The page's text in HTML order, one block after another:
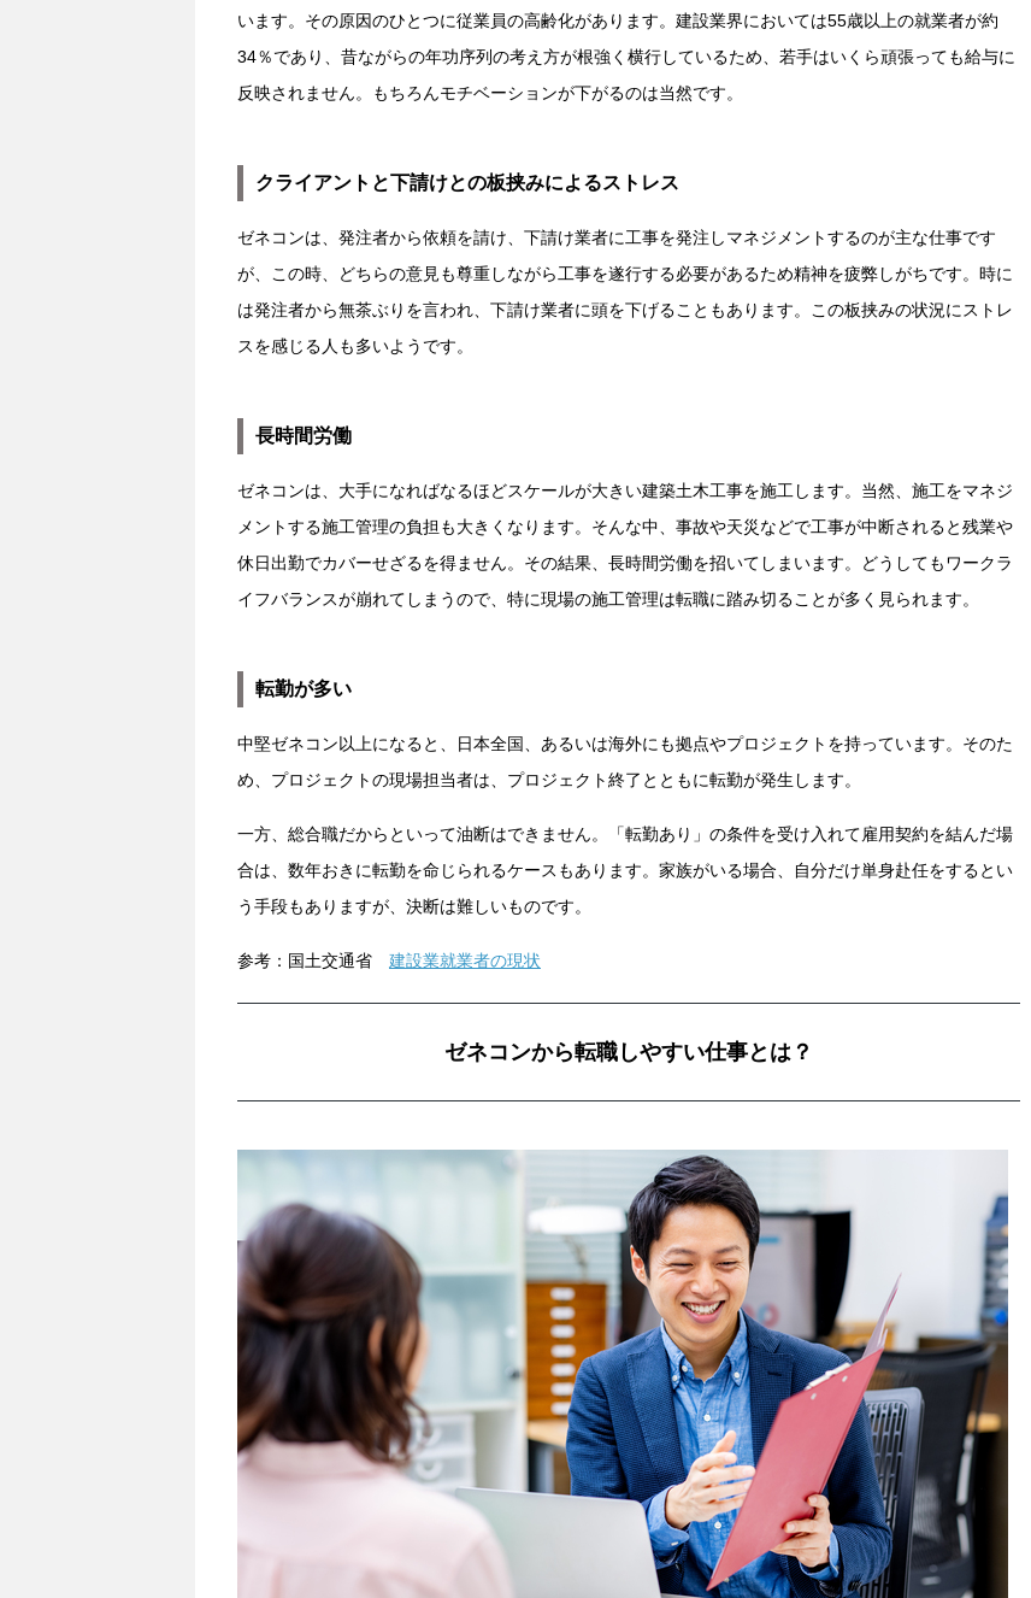
います。その原因のひとつに従業員の高齢化があります。建設業界においては55歳以上の就業者が約
34％であり、昔ながらの年功序列の考え方が根強く横行しているため、若手はいくら頑張っても給与に
反映されません。もちろんモチベーションが下がるのは当然です。
クライアントと下請けとの板挟みによるストレス
ゼネコンは、発注者から依頼を請け、下請け業者に工事を発注しマネジメントするのが主な仕事です
が、この時、どちらの意見も尊重しながら工事を遂行する必要があるため精神を疲弊しがちです。時に
は発注者から無茶ぶりを言われ、下請け業者に頭を下げることもあります。この板挟みの状況にストレ
スを感じる人も多いようです。
長時間労働
ゼネコンは、大手になればなるほどスケールが大きい建築土木工事を施工します。当然、施工をマネジ
メントする施工管理の負担も大きくなります。そんな中、事故や天災などで工事が中断されると残業や
休日出勤でカバーせざるを得ません。その結果、長時間労働を招いてしまいます。どうしてもワークラ
イフバランスが崩れてしまうので、特に現場の施工管理は転職に踏み切ることが多く見られます。
転勤が多い
中堅ゼネコン以上になると、日本全国、あるいは海外にも拠点やプロジェクトを持っています。そのた
め、プロジェクトの現場担当者は、プロジェクト終了とともに転勤が発生します。
一方、総合職だからといって油断はできません。「転勤あり」の条件を受け入れて雇用契約を結んだ場
合は、数年おきに転勤を命じられるケースもあります。家族がいる場合、自分だけ単身赴任をするとい
う手段もありますが、決断は難しいものです。
参考：国土交通省 建設業就業者の現状
ゼネコンから転職しやすい仕事とは？